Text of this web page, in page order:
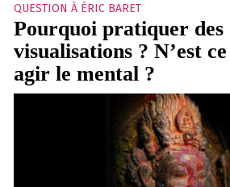
QUESTION À ÉRIC BARET
Pourquoi pratiquer des
visualisations ? N’est
agir le mental ?